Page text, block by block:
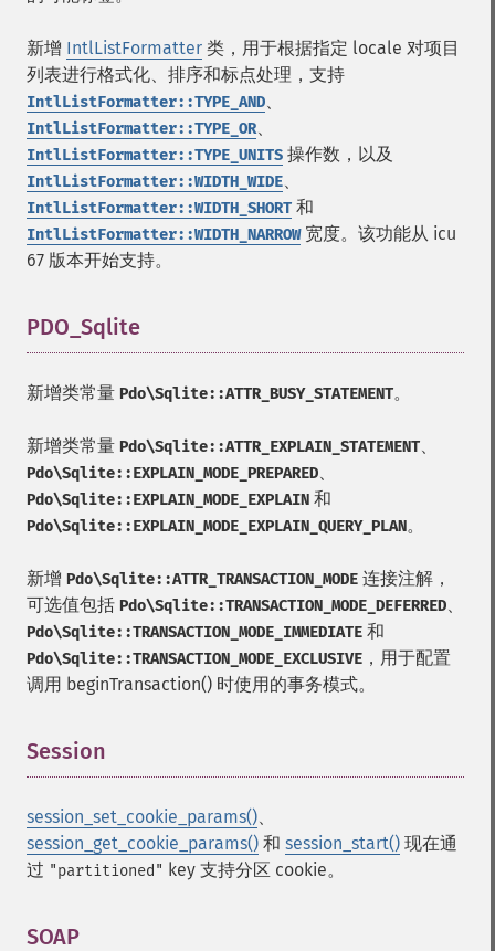
新增 IntlListFormatter 类，用于根据指定 locale 对项目
列表进行格式化、排序和标点处理，支持
IntlListFormatter::TYPE_AND、
IntlListFormatter::TYPE_OR、
IntlListFormatter::TYPE_UNITS 操作数，以及
IntlListFormatter::WIDTH_WIDE、
IntlListFormatter::WIDTH_SHORT 和
IntlListFormatter::WIDTH_NARROW宽度。该功能从 icu
67 版本开始支持。
PDO_Sqlite
新增类常量 Pdo\Sqlite::ATTR_BUSY_STATEMENT。
新增类常量 Pdo\Sqlite::ATTR_EXPLAIN_STATEMENT、
Pdo\Sqlite::EXPLAIN_MODE_PREPARED、
Pdo\Sqlite::EXPLAIN_MODE_EXPLAIN 和
Pdo\Sqlite::EXPLAIN_MODE_EXPLAIN_QUERY_PLAN。
新增 Pdo\Sqlite::ATTR_TRANSACTION_MODE 连接注解，
可选值包括 Pdo\Sqlite::TRANSACTION_MODE_DEFERRED、
Pdo\Sqlite::TRANSACTION_MODE_IMMEDIATE 和
Pdo\Sqlite::TRANSACTION_MODE_EXCLUSIVE ，用于配置
调用 beginTransaction() 时使用的事务模式。
Session
session_set_cookie_params()、
session_get_cookie_params() 和 session_start() 现在通
过 "partitioned" key 支持分区 cookie。
SOAP